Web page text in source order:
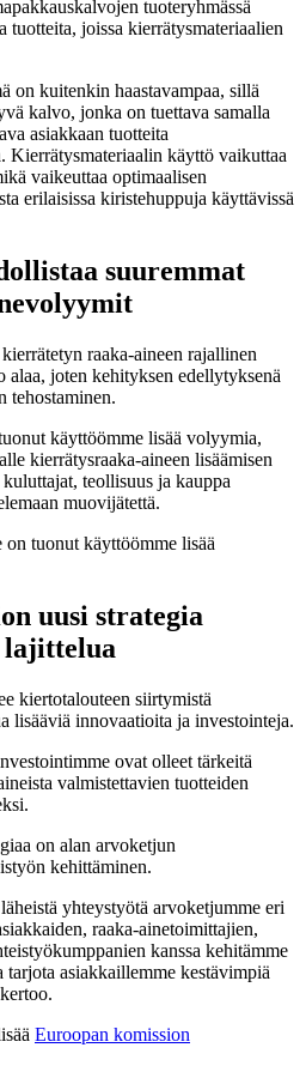
tuoteryhmässä
tuotteita, joissa kierrätysmateriaalien
on kuitenkin haastavampaa, sillä
kalvo, jonka on tuettava samalla
asiakkaan tuotteita
Kierrätysmateriaalin käyttö vaikuttaa
vaikeuttaa optimaalisen
erilaisissa kiristehuppuja käyttävissä
suuremmat
raaka-aineen rajallinen
alaa, joten kehityksen edellytyksenä
tehostaminen.
käyttöömme lisää volyymia,
kierrätysraaka-aineen lisäämisen
teollisuus ja kauppa
muovijätettä.
tuonut käyttöömme lisää
uusi strategia
lajittelua
kiertotalouteen siirtymistä
lisääviä innovaatioita ja investointeja.
ovat olleet tärkeitä
valmistettavien tuotteiden
on alan arvoketjun
kehittäminen.
yhteystyötä arvoketjumme eri
raaka-ainetoimittajien,
kanssa kehitämme
tarjota asiakkaillemme kestävimpiä
Euroopan komission